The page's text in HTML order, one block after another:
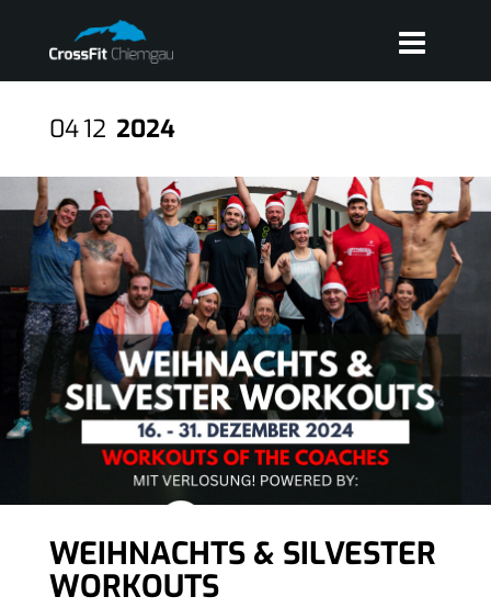
0412 2024
WEIHNACHTS & SILVESTER
WORKOUTS